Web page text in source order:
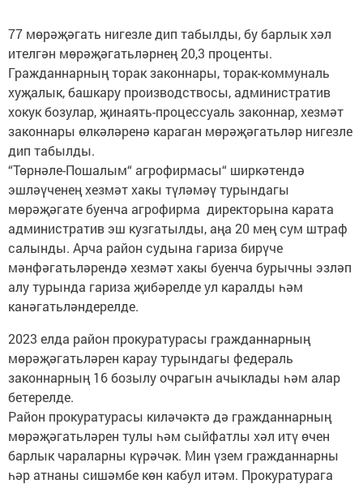
77 мөрәҗәгать нигезле дип табылды, бу барлык хәл
ителгән мөрәҗәгатьләрнең 20,3 проценты.
Гражданнарның торак законнары, торак-коммуналь
хуҗалык, башкару производствосы, административ
хокук бозулар, җинаять-процессуаль законнар, хезмәт
законнары өлкәләренә караган мөрәҗәгатьләр нигезле
дип табылды.
“Төрнәле-Пошалым“ агрофирмасы“ ширкәтендә
эшләүченең хезмәт хакы түләмәү турындагы
мөрәҗәгате буенча агрофирма директорына карата
административ эш кузгатылды, аңа 20 мең сум штраф
салынды. Арча район судына гариза бирүче
мәнфәгатьләрендә хезмәт хакы буенча бурычны эзләп
алу турында гариза җибәрелде ул каралды һәм
канәгатьләндерелде.
2023 елда район прокуратурасы гражданнарның
мөрәҗәгатьләрен карау турындагы федераль
законнарның 16 бозылу очрагын ачыклады һәм алар
бетерелде.
Район прокуратурасы киләчәктә дә гражданнарның
мөрәҗәгатьләрен тулы һәм сыйфатлы хәл итү өчен
барлык чараларны күрәчәк. Мин үзем гражданнарны
һәр атнаны сишәмбе көн кабул итәм. Прокуратурага